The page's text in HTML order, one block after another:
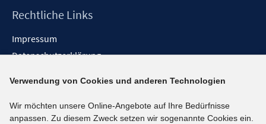
Rechtliche Links
Impressum
Datenschutzerklärung
Barrieren melden
Social-Media-Kanäle
Verwendung von Cookies und anderen Technologien
Wir möchten unsere Online-Angebote auf Ihre Bedürfnisse
anpassen. Zu diesem Zweck setzen wir sogenannte Cookies ein.